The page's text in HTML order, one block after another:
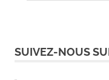
SUIVEZ-NOUS